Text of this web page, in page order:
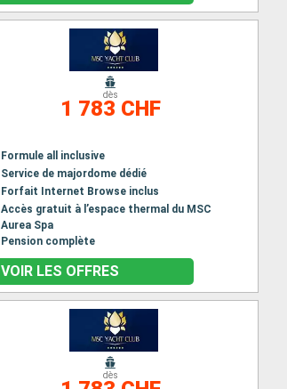
dès
1 783 CHF
Formule all inclusive
Service de majordome dédié
Forfait Internet Browse inclus
Accès gratuit à l’espace thermal du MSC
Aurea Spa
Pension complète
VOIR LES OFFRES
dès